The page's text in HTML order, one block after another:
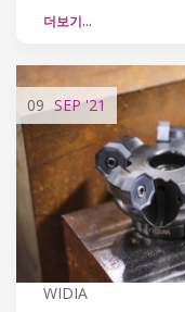
더보기…
09 SEP'21
WIDIA